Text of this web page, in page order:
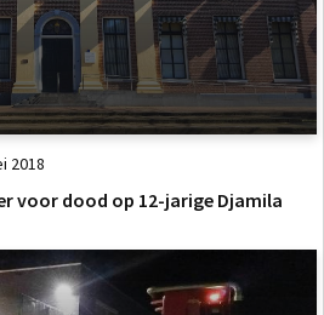
2018
voor dood op 12-jarige Djamila